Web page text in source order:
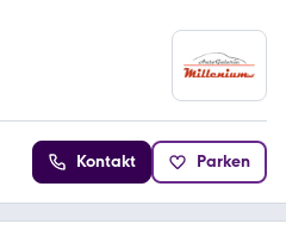
Kontakt Parken